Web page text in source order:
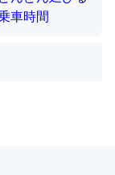
マップで